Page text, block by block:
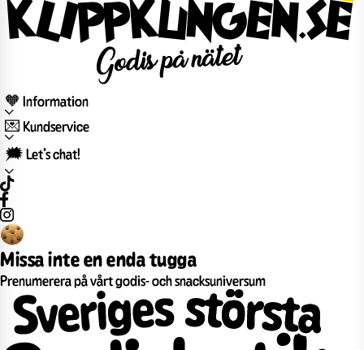
🧡 Information
💌 Kundservice
🗯️ Let’s chat!
Missa inte en enda tugga
Prenumerera på vårt godis- och snacksuniversum